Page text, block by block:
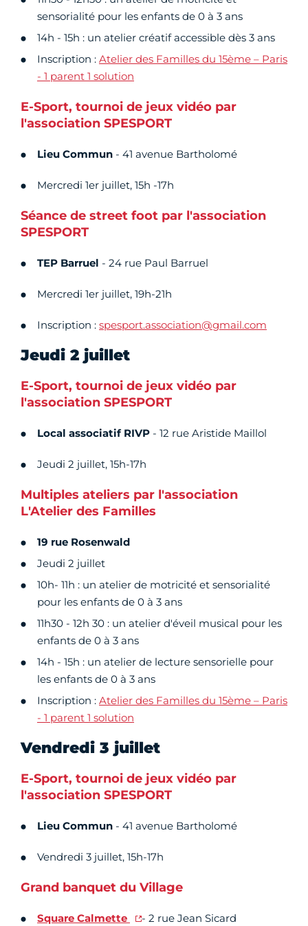
sensorialité pour les enfants de 0 à 3 ans
14h - 15h : un atelier créatif accessible dès 3 ans
Inscription : Atelier des Familles du 15ème – Paris
- 1 parent 1 solution
E-Sport, tournoi de jeux vidéo par
l'association SPESPORT
Lieu Commun - 41 avenue Bartholomé
Mercredi 1er juillet, 15h -17h
Séance de street foot par l'association
SPESPORT
TEP Barruel - 24 rue Paul Barruel
Mercredi 1er juillet, 19h-21h
Inscription : spesport.association@gmail.com
Jeudi 2 juillet
E-Sport, tournoi de jeux vidéo par
l'association SPESPORT
Local associatif RIVP - 12 rue Aristide Maillol
Jeudi 2 juillet, 15h-17h
Multiples ateliers par l'association
L'Atelier des Familles
19 rue Rosenwald
Jeudi 2 juillet
10h- 11h : un atelier de motricité et sensorialité
pour les enfants de 0 à 3 ans
11h30 - 12h 30 : un atelier d'éveil musical pour les
enfants de 0 à 3 ans
14h - 15h : un atelier de lecture sensorielle pour
les enfants de 0 à 3 ans
Inscription : Atelier des Familles du 15ème – Paris
- 1 parent 1 solution
Vendredi 3 juillet
E-Sport, tournoi de jeux vidéo par
l'association SPESPORT
Lieu Commun - 41 avenue Bartholomé
Vendredi 3 juillet, 15h-17h
Grand banquet du Village
Square Calmette - 2 rue Jean Sicard